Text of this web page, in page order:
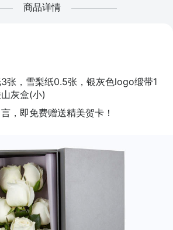
商品详情
张，雪梨纸0.5张，银灰色logo缎带1
灰盒(小)
，即免费赠送精美贺卡！